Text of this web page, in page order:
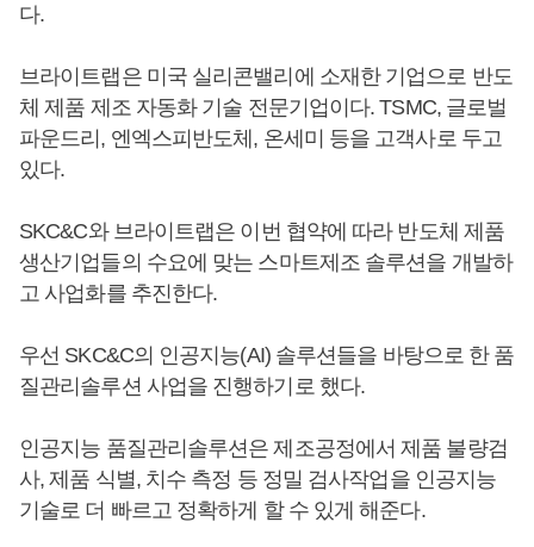
다.
브라이트랩은 미국 실리콘밸리에 소재한 기업으로 반도
체 제품 제조 자동화 기술 전문기업이다. TSMC, 글로벌
파운드리, 엔엑스피반도체, 온세미 등을 고객사로 두고
있다.
SKC&C와 브라이트랩은 이번 협약에 따라 반도체 제품
생산기업들의 수요에 맞는 스마트제조 솔루션을 개발하
고 사업화를 추진한다.
우선 SKC&C의 인공지능(AI) 솔루션들을 바탕으로 한 품
질관리솔루션 사업을 진행하기로 했다.
인공지능 품질관리솔루션은 제조공정에서 제품 불량검
사, 제품 식별, 치수 측정 등 정밀 검사작업을 인공지능
기술로 더 빠르고 정확하게 할 수 있게 해준다.